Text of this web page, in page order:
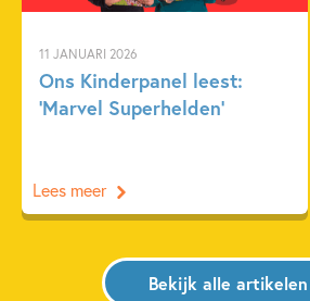
11 JANUARI 2026
Ons Kinderpanel leest:
‘Marvel Superhelden’
Lees meer
Bekijk alle artikelen